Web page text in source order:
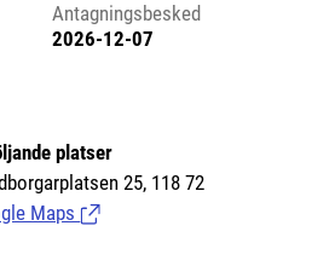
Antagningsbesked
2026-12-07
platser
25, 118 72
Maps (Länk till extern sida.)